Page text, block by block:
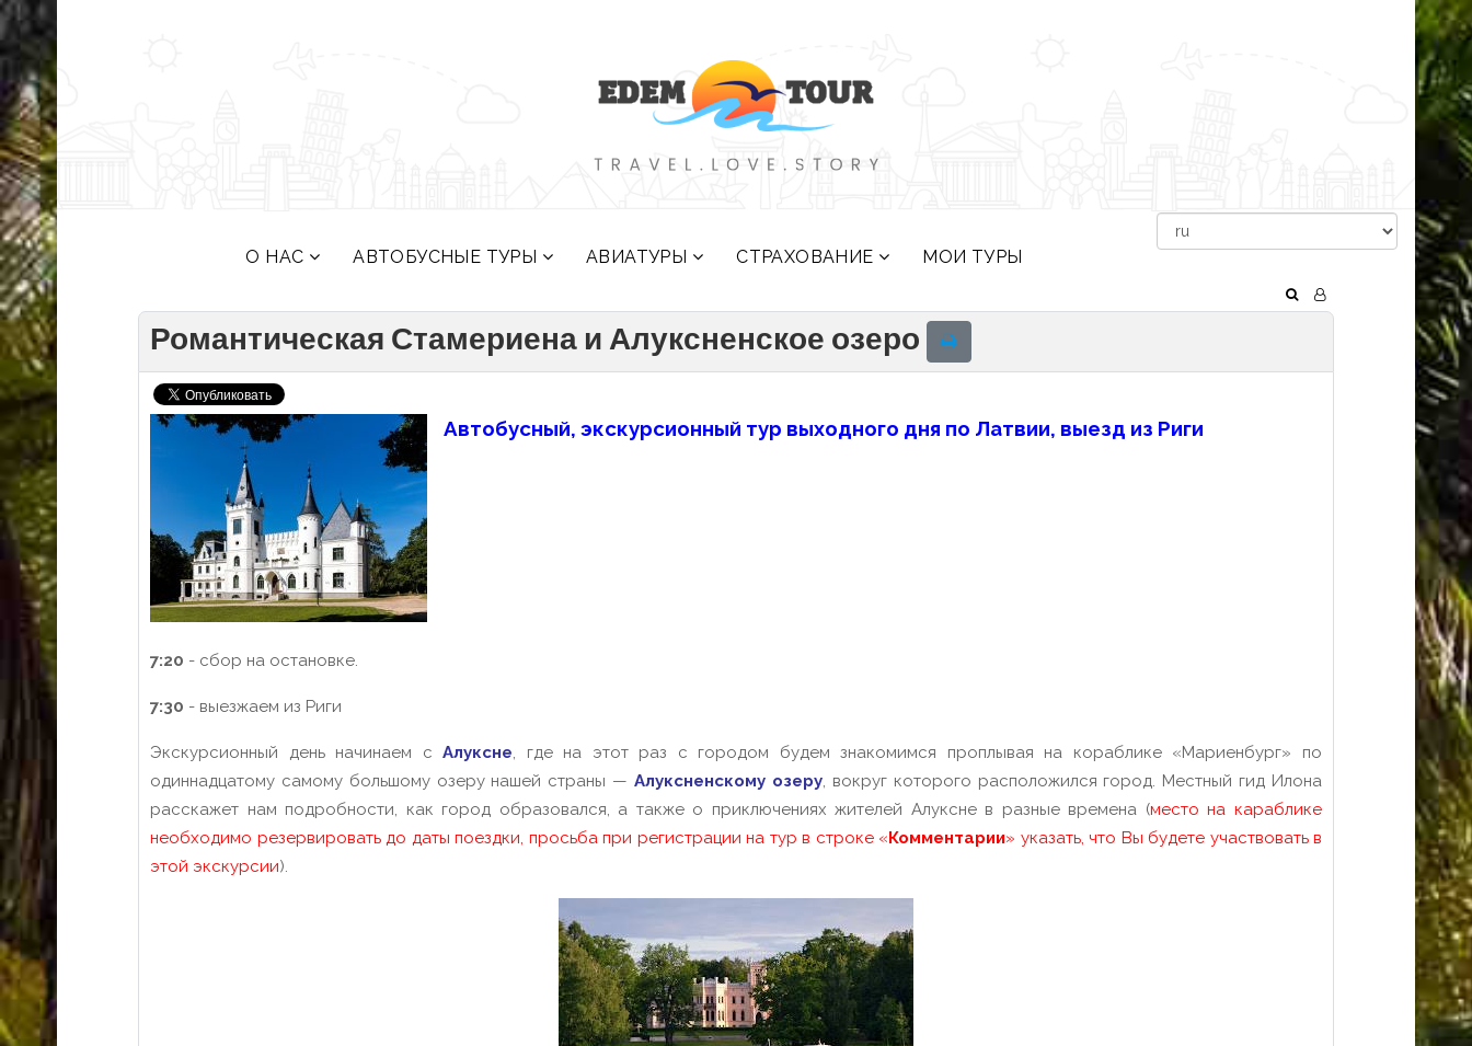
О НАС АВТОБУСНЫЕ ТУРЫ АВИАТУРЫ СТРАХОВАНИЕ МОИ ТУРЫ
Романтическая Стамериена и Алуксненское озеро
Автобусный, экскурсионный тур выходного дня по Латвии, выезд из Риги
7:20 - сбор на остановке.
7:30 - выезжаем из Риги
Экскурсионный день начинаем с Алуксне, где на этот раз с городом будем знакомимся проплывая на кораблике «Мариенбург» по
одиннадцатому самому большому озеру нашей страны —Алуксненскому озеру, вокруг которого расположился город. Местный гид Илона
расскажет нам подробности, как город образовался, а также о приключениях жителей Алуксне в разные времена (место на караблике
необходимо резервировать до даты поездки, просьба при регистрации на тур в строке «Комментарии» указать, что Вы будете участвовать в
этой экскурсии).